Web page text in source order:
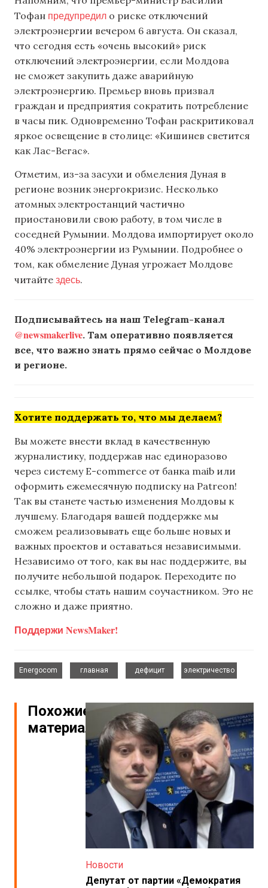
Тофан предупредил о риске отключений
электроэнергии вечером 6 августа. Он сказал,
что сегодня есть «очень высокий» риск
отключений электроэнергии, если Молдова
не сможет закупить даже аварийную
электроэнергию. Премьер вновь призвал
граждан и предприятия сократить потребление
в часы пик. Одновременно Тофан раскритиковал
яркое освещение в столице: «Кишинев светится
как Лас-Вегас».
Отметим, из-за засухи и обмеления Дуная в
регионе возник энергокризис. Несколько
атомных электростанций частично
приостановили свою работу, в том числе в
соседней Румынии. Молдова импортирует около
40% электроэнергии из Румынии. Подробнее о
том, как обмеление Дуная угрожает Молдове
читайте здесь.
Подписывайтесь на наш Telegram-канал
@newsmakerlive. Там оперативно появляется
все, что важно знать прямо сейчас о Молдове
и регионе.
Хотите поддержать то, что мы делаем?
Вы можете внести вклад в качественную
журналистику, поддержав нас единоразово
через систему E-commerce от банка maib или
оформить ежемесячную подписку на Patreon!
Так вы станете частью изменения Молдовы к
лучшему. Благодаря вашей поддержке мы
сможем реализовывать еще больше новых и
важных проектов и оставаться независимыми.
Независимо от того, как вы нас поддержите, вы
получите небольшой подарок. Переходите по
ссылке, чтобы стать нашим соучастником. Это не
сложно и даже приятно.
Поддержи NewsMaker!
Energocom
главная
дефицит
электричество
Похожие
материалы
Новости
Депутат от партии «Демократия